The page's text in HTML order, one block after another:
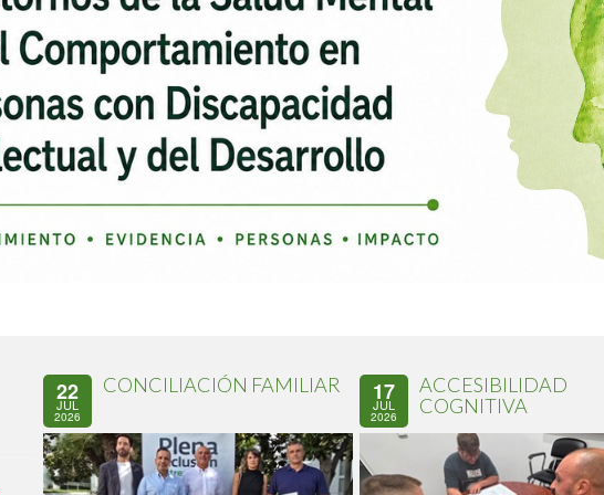
22
JUL
2026
CONCILIACIÓN FAMILIAR 17
JUL
2026
ACCESIBILIDAD
COGNITIVA